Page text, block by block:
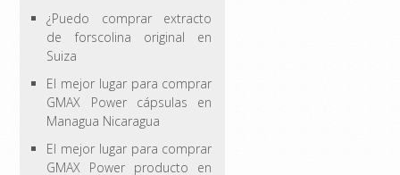
¿Puedo comprar extracto
de forscolina original en
Suiza
El mejor lugar para comprar
GMAX Power cápsulas en
Managua Nicaragua
El mejor lugar para comprar
GMAX Power producto en